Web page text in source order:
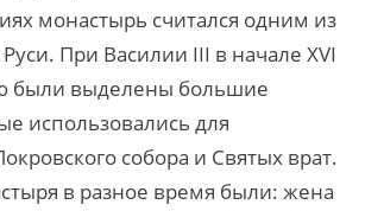
монастырь считался одним из
При Василии III в начале XVI
были выделены большие
использовались для
собора и Святых врат.
в разное время были: жена